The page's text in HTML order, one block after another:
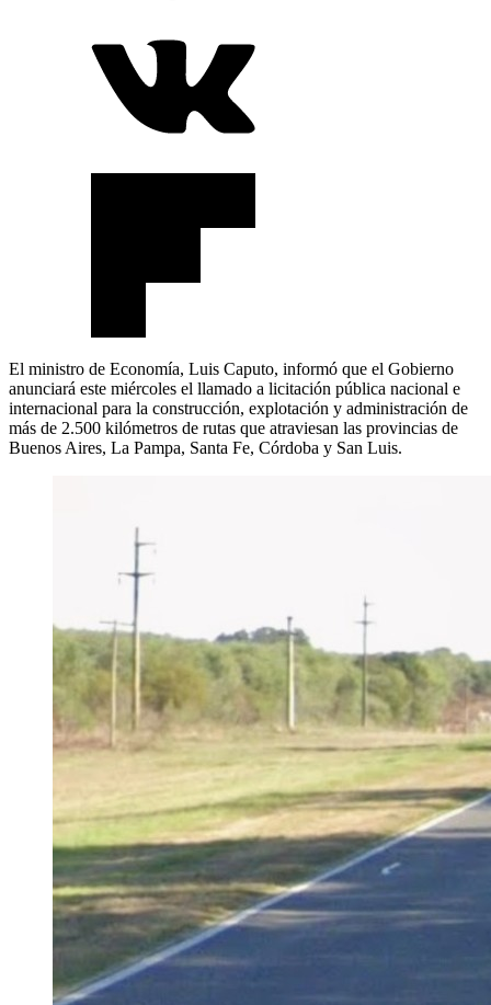
El ministro de Economía, Luis Caputo, informó que el Gobierno
anunciará este miércoles el llamado a licitación pública nacional e
internacional para la construcción, explotación y administración de
más de 2.500 kilómetros de rutas que atraviesan las provincias de
Buenos Aires, La Pampa, Santa Fe, Córdoba y San Luis.